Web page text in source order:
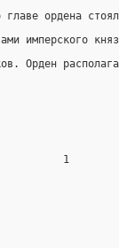
главе ордена
имперского
Орден
1